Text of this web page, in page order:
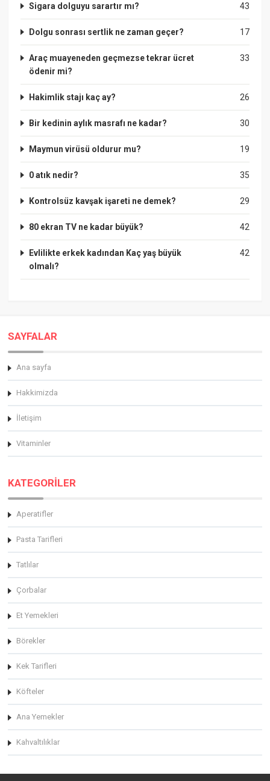
43
Sigara dolguyu sarartır mı?
17
Dolgu sonrası sertlik ne zaman geçer?
33
Araç muayeneden geçmezse tekrar ücret
ödenir mi?
26
Hakimlik stajı kaç ay?
30
Bir kedinin aylık masrafı ne kadar?
19
Maymun virüsü oldurur mu?
35
0 atık nedir?
29
Kontrolsüz kavşak işareti ne demek?
42
80 ekran TV ne kadar büyük?
42
Evlilikte erkek kadından Kaç yaş büyük
olmalı?
SAYFALAR
Ana sayfa
Hakkimizda
İletişim
Vitaminler
KATEGORİLER
Aperatifler
Pasta Tarifleri
Tatlılar
Çorbalar
Et Yemekleri
Börekler
Kek Tarifleri
Köfteler
Ana Yemekler
Kahvaltılıklar